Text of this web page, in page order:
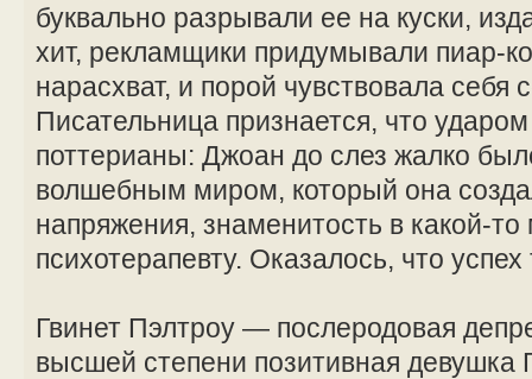
буквально разрывали ее на куски,
хит, рекламщики придумывали пиар-
нарасхват, и порой чувствовала себя
Писательница признается, что
поттерианы: Джоан до слез жалко
волшебным миром, который она
напряжения, знаменитость в какой-
психотерапевту. Оказалось, что
Гвинет Пэлтроу — послеродовая
высшей степени позитивная девушка